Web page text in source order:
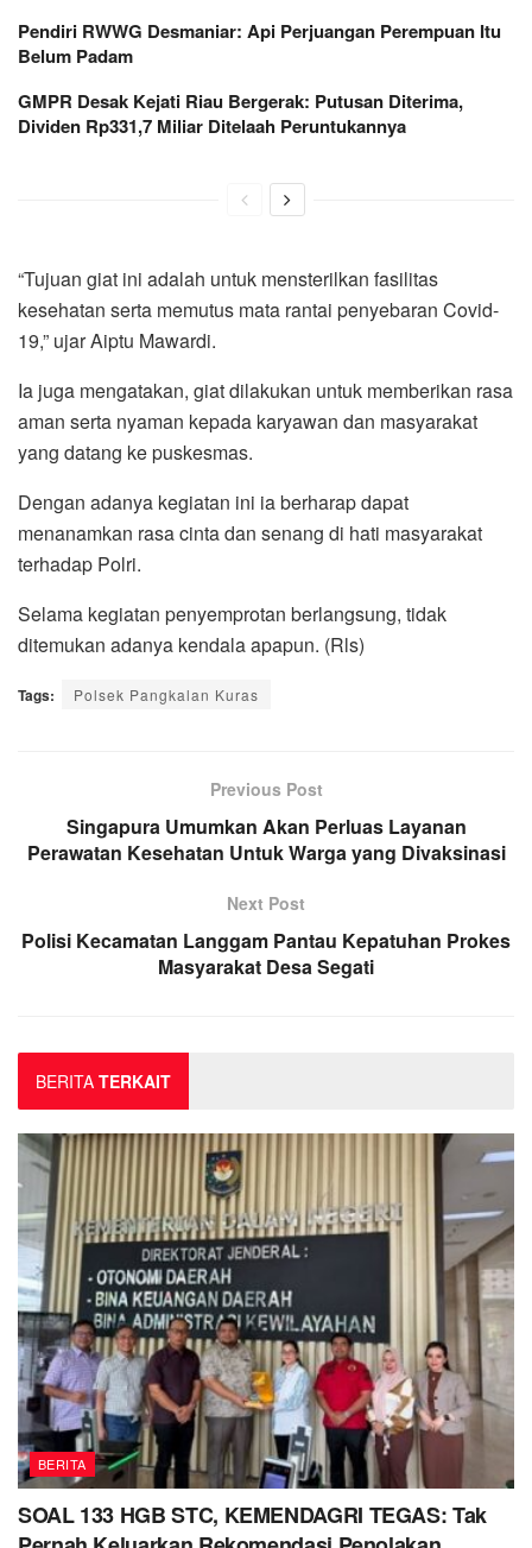
Pendiri RWWG Desmaniar: Api Perjuangan Perempuan Itu
Belum Padam
GMPR Desak Kejati Riau Bergerak: Putusan Diterima,
Dividen Rp331,7 Miliar Ditelaah Peruntukannya
“Tujuan giat ini adalah untuk mensterilkan fasilitas
kesehatan serta memutus mata rantai penyebaran Covid-
19,” ujar Aiptu Mawardi.
Ia juga mengatakan, giat dilakukan untuk memberikan rasa
aman serta nyaman kepada karyawan dan masyarakat
yang datang ke puskesmas.
Dengan adanya kegiatan ini ia berharap dapat
menanamkan rasa cinta dan senang di hati masyarakat
terhadap Polri.
Selama kegiatan penyemprotan berlangsung, tidak
ditemukan adanya kendala apapun. (Rls)
Tags: Polsek Pangkalan Kuras
Previous Post
Singapura Umumkan Akan Perluas Layanan
Perawatan Kesehatan Untuk Warga yang Divaksinasi
Next Post
Polisi Kecamatan Langgam Pantau Kepatuhan Prokes
Masyarakat Desa Segati
BERITA TERKAIT
BERITA
SOAL 133 HGB STC, KEMENDAGRI TEGAS: Tak